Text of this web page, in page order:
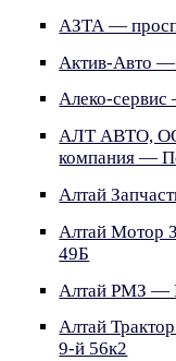
АЗТА —
Актив-Авто —
Алеко-
АЛТ АВТО,
компания —
Алтай
Алтай Мотор
49Б
Алтай РМЗ —
Алтай
9-й 56к2